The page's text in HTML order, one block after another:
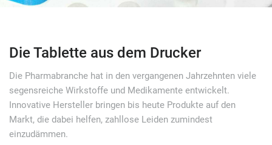
Die Tablette aus dem Drucker
Die Pharmabranche hat in den vergangenen Jahrzehnten viele
segensreiche Wirkstoffe und Medikamente entwickelt.
Innovative Hersteller bringen bis heute Produkte auf den
Markt, die dabei helfen, zahllose Leiden zumindest
einzudämmen.